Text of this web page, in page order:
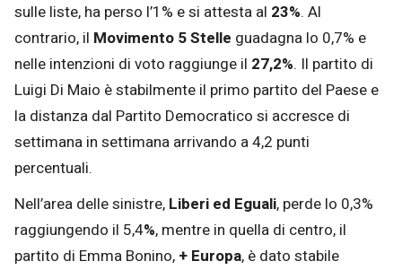
sulle liste, ha perso l’1% e si attesta al 23%. Al
contrario, il Movimento 5 Stelle guadagna lo 0,7% e
nelle intenzioni di voto raggiunge il 27,2%. Il partito di
Luigi Di Maio è stabilmente il primo partito del Paese e
la distanza dal Partito Democratico si accresce di
settimana in settimana arrivando a 4,2 punti
percentuali.
Nell’area delle sinistre, Liberi ed Eguali, perde lo 0,3%
raggiungendo il 5,4%, mentre in quella di centro, il
partito di Emma Bonino, + Europa, è dato stabile